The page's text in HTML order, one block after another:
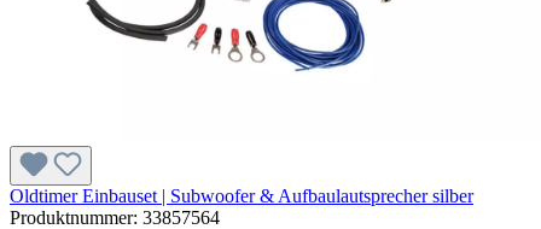
Oldtimer Einbauset | Subwoofer & Aufbaulautsprecher silber
Produktnummer: 33857564